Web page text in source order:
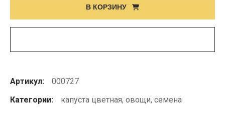
В КОРЗИНУ
Артикул:
000727
Категории:
капуста цветная, овощи, семена